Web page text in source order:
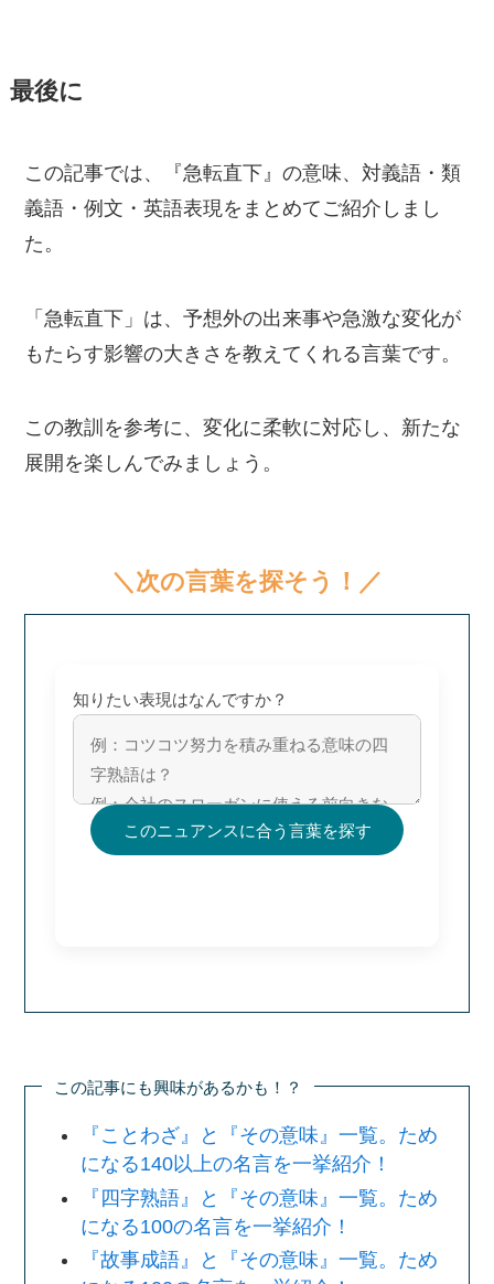
最後に
この記事では、『急転直下』の意味、対義語・類
義語・例文・英語表現をまとめてご紹介しまし
た。
「急転直下」は、予想外の出来事や急激な変化が
もたらす影響の大きさを教えてくれる言葉です。
この教訓を参考に、変化に柔軟に対応し、新たな
展開を楽しんでみましょう。
＼次の言葉を探そう！／
知りたい表現はなんですか？
このニュアンスに合う言葉を探す
この記事にも興味があるかも！？
『ことわざ』と『その意味』一覧。ため
になる140以上の名言を一挙紹介！
『四字熟語』と『その意味』一覧。ため
になる100の名言を一挙紹介！
『故事成語』と『その意味』一覧。ため